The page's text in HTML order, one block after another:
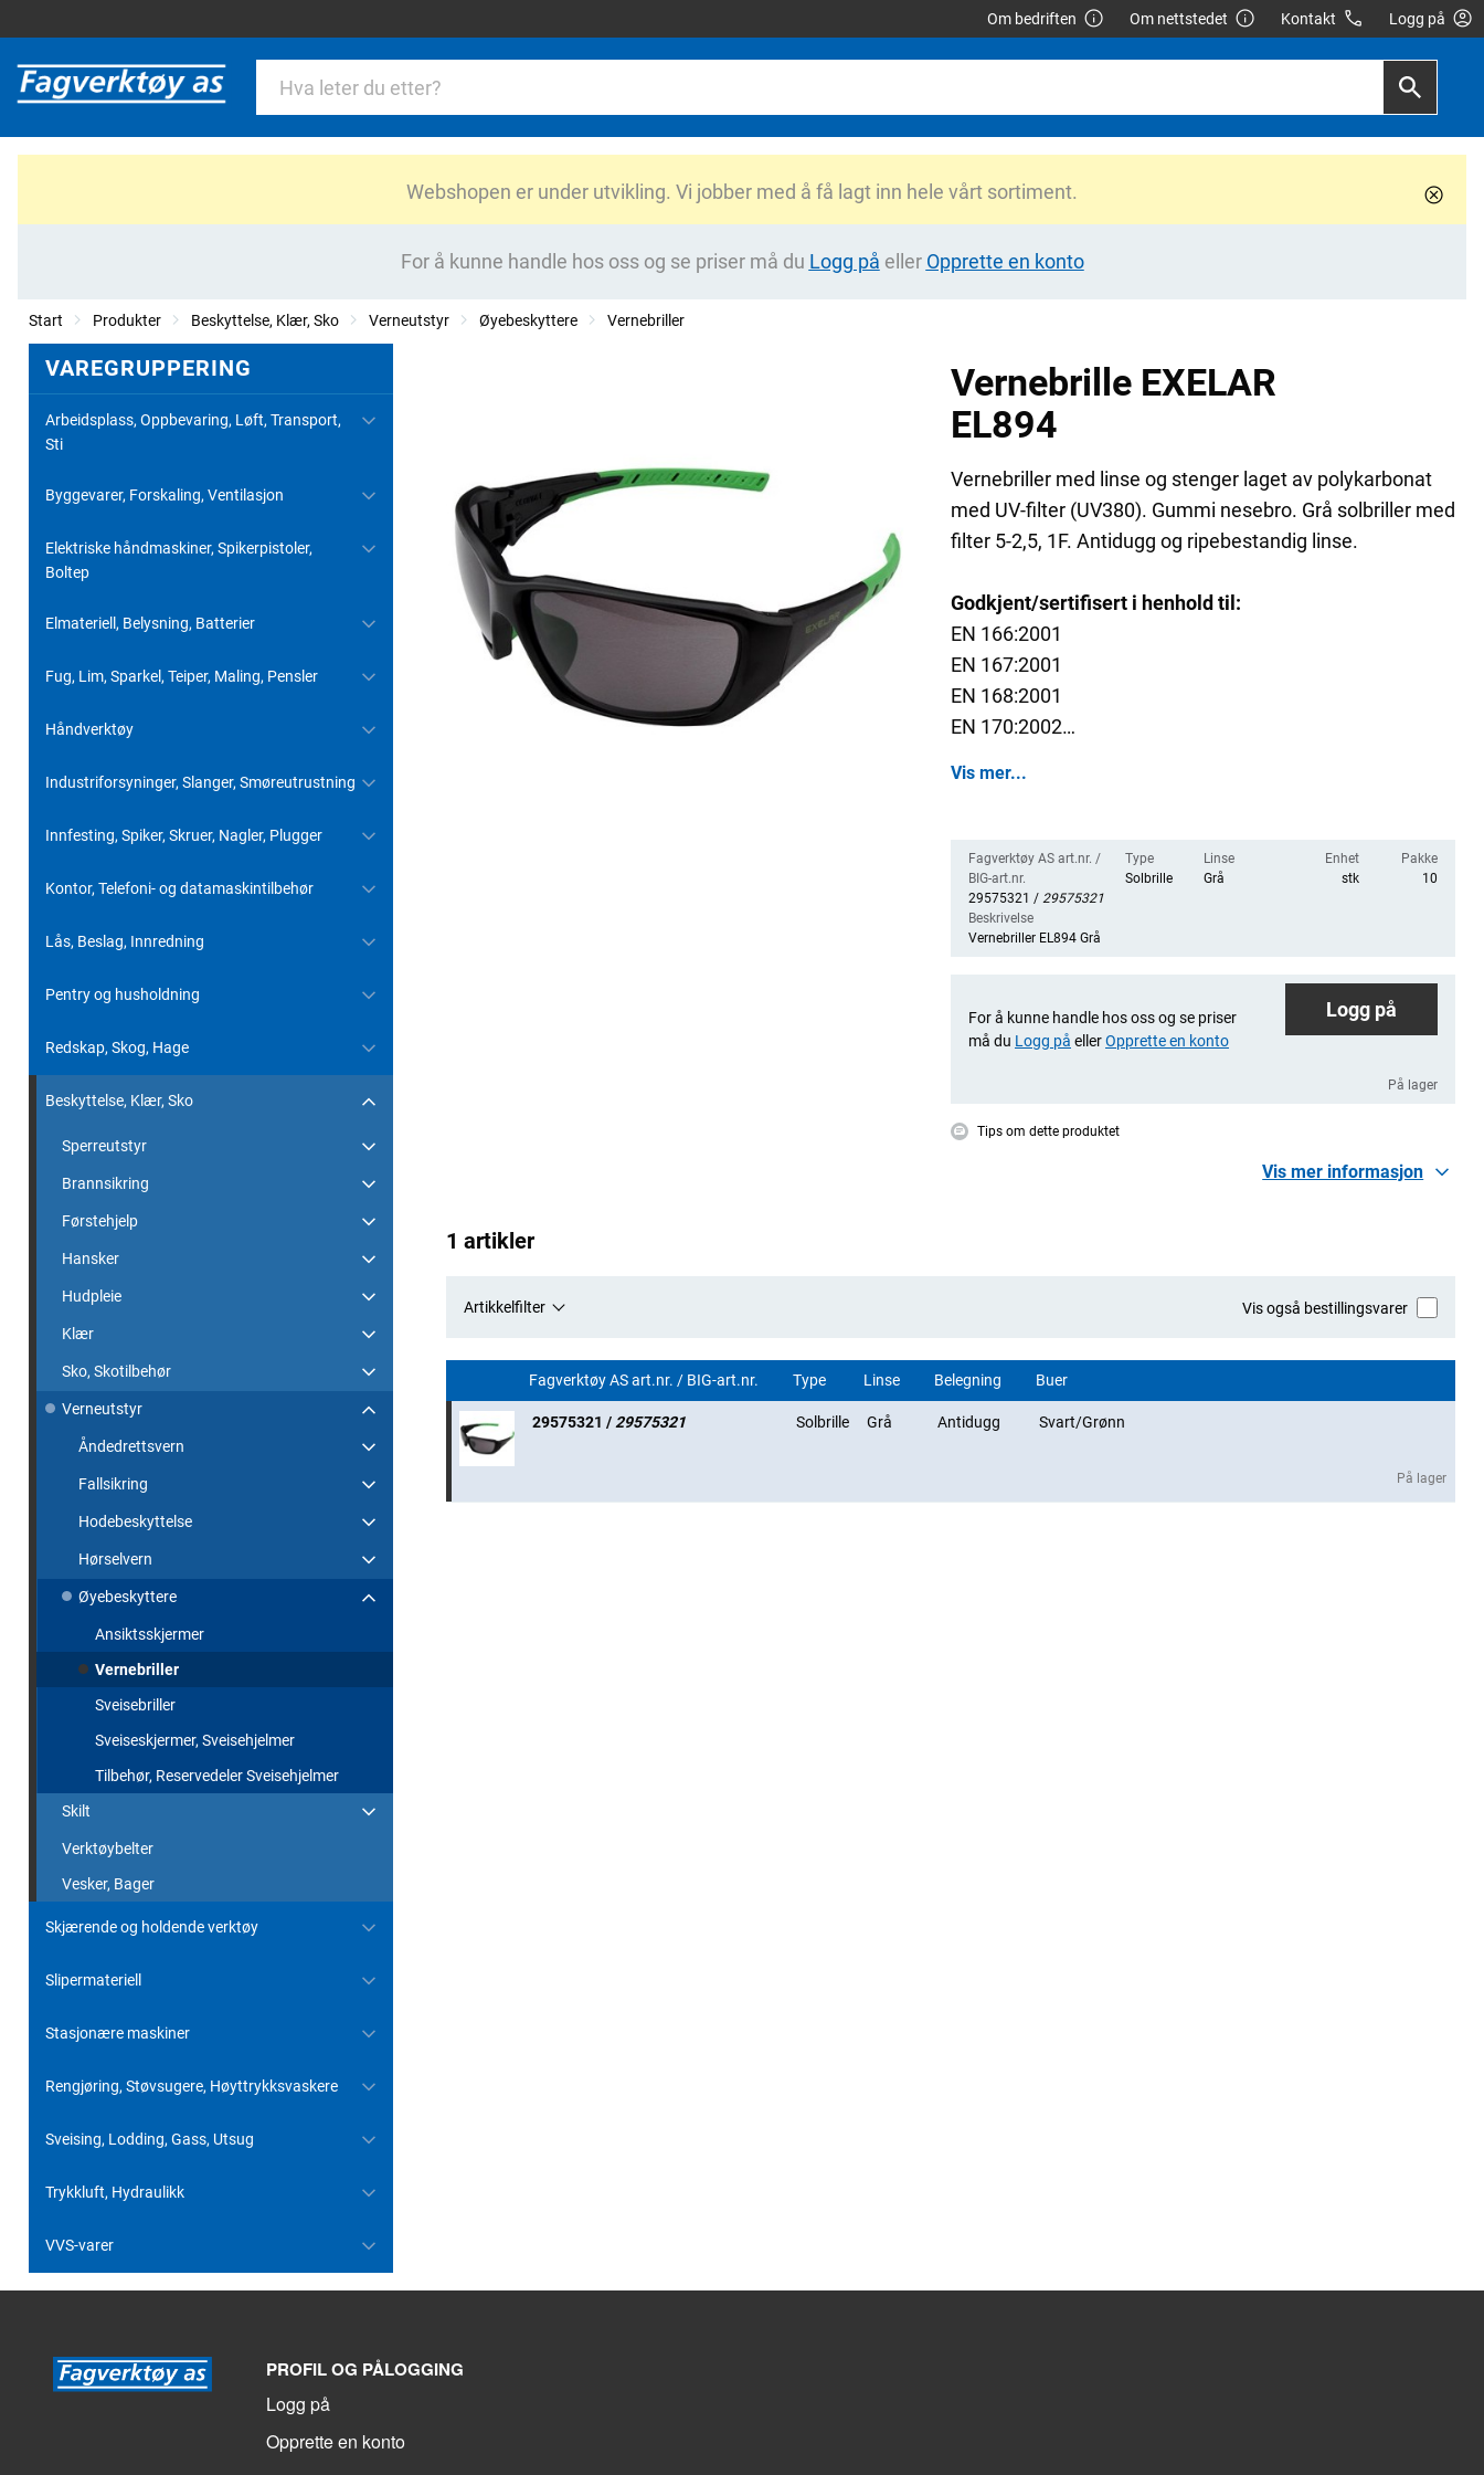
Om bedriften Om nettstedet Kontakt Logg på
Webshopen er under utvikling. Vi jobber med å få lagt inn hele vårt sortiment.
For å kunne handle hos oss og se priser må du Logg på eller Opprette en konto
Start Produkter Beskyttelse, Klær, Sko Verneutstyr Øyebeskyttere Vernebriller
VAREGRUPPERING
Arbeidsplass, Oppbevaring, Løft, Transport,
Sti
Byggevarer, Forskaling, Ventilasjon
Elektriske håndmaskiner, Spikerpistoler,
Boltep
Elmateriell, Belysning, Batterier
Fug, Lim, Sparkel, Teiper, Maling, Pensler
Håndverktøy
Industriforsyninger, Slanger, Smøreutrustning
Innfesting, Spiker, Skruer, Nagler, Plugger
Kontor, Telefoni- og datamaskintilbehør
Lås, Beslag, Innredning
Pentry og husholdning
Redskap, Skog, Hage
Beskyttelse, Klær, Sko
Sperreutstyr
Brannsikring
Førstehjelp
Hansker
Hudpleie
Klær
Sko, Skotilbehør
Verneutstyr
Åndedrettsvern
Fallsikring
Hodebeskyttelse
Hørselvern
Øyebeskyttere
Ansiktsskjermer
Vernebriller
Sveisebriller
Sveiseskjermer, Sveisehjelmer
Tilbehør, Reservedeler Sveisehjelmer
Skilt
Verktøybelter
Vesker, Bager
Skjærende og holdende verktøy
Slipermateriell
Stasjonære maskiner
Rengjøring, Støvsugere, Høyttrykksvaskere
Sveising, Lodding, Gass, Utsug
Trykkluft, Hydraulikk
VVS-varer
Vernebrille EXELAR
EL894
Vernebriller med linse og stenger laget av polykarbonat
med UV-filter (UV380). Gummi nesebro. Grå solbriller med
filter 5-2,5, 1F. Antidugg og ripebestandig linse.
Godkjent/sertifisert i henhold til:
EN 166:2001
EN 167:2001
EN 168:2001
EN 170:2002
Vis mer...
Fagverktøy AS art.nr. /
BIG-art.nr.
29575321 / 29575321
Type
Solbrille
Linse
Grå
Enhet
stk
Pakke
10
Beskrivelse
Vernebriller EL894 Grå
For å kunne handle hos oss og se priser
må du Logg på ellerOpprette en konto
Logg på
På lager
Tips om dette produktet
Vis mer informasjon
1 artikler
Artikkelfilter Vis også bestillingsvarer
Fagverktøy AS art.nr. / BIG-art.nr. Type Linse Belegning Buer
29575321 / 29575321 Solbrille Grå Antidugg Svart/Grønn
På lager
PROFIL OG PÅLOGGING
Logg på
Opprette en konto